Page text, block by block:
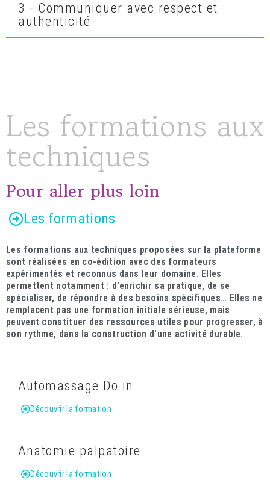
3 - Communiquer avec respect et
authenticité
Les formations aux
techniques
Pour aller plus loin
Les formations
Les formations aux techniques proposées sur la plateforme
sont réalisées en co-édition avec des formateurs
expérimentés et reconnus dans leur domaine. Elles
permettent notamment : d’enrichir sa pratique, de se
spécialiser, de répondre à des besoins spécifiques… Elles ne
remplacent pas une formation initiale sérieuse, mais
peuvent constituer des ressources utiles pour progresser, à
son rythme, dans la construction d’une activité durable.
Automassage Do in
Découvrir la formation
Anatomie palpatoire
Découvrir la formation